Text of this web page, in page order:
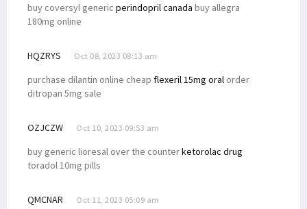
buy coversyl generic perindopril canada buy allegra
180mg online
HQZRYS Oct 08, 2023 08:13 am
purchase dilantin online cheap flexeril 15mg oral order
ditropan 5mg sale
OZJCZW Oct 10, 2023 09:53 am
buy generic lioresal over the counterketorolac drug
toradol 10mg pills
QMCNAR Oct 11, 2023 05:09 am